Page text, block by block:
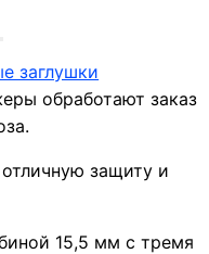
заглушки
обработают заказ
защиту и
15,5 мм с тремя